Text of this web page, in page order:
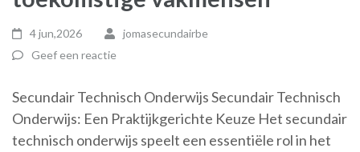
4 jun,2026
jomasecundairbe
Geef een reactie
Secundair Technisch Onderwijs Secundair Technisch
Onderwijs: Een Praktijkgerichte Keuze Het secundair
technisch onderwijs speelt een essentiële rol in het